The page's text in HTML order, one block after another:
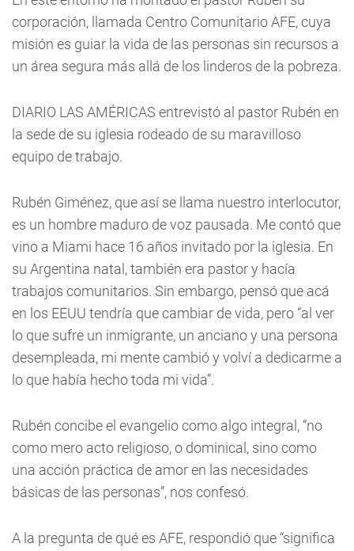
corporación, llamada Centro Comunitario AFE, cuya
misión es guiar la vida de las personas sin recursos a
un área segura más allá de los linderos de la pobreza.
DIARIO LAS AMÉRICAS entrevistó al pastor Rubén en
la sede de su iglesia rodeado de su maravilloso
equipo de trabajo.
Rubén Giménez, que así se llama nuestro interlocutor,
es un hombre maduro de voz pausada. Me contó que
vino a Miami hace 16 años invitado por la iglesia. En
su Argentina natal, también era pastor y hacía
trabajos comunitarios. Sin embargo, pensó que acá
en los EEUU tendría que cambiar de vida, pero “al ver
lo que sufre un inmigrante, un anciano y una persona
desempleada, mi mente cambió y volví a dedicarme a
lo que había hecho toda mi vida”.
Rubén concibe el evangelio como algo integral, “no
como mero acto religioso, o dominical, sino como
una acción práctica de amor en las necesidades
básicas de las personas”, nos confesó.
A la pregunta de qué es AFE, respondió que “significa